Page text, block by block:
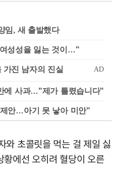
임, 새 출발했다
성성을 잃는 것이…"
에 사과…"제가 틀렸습니다"
안…아기 못 낳아 미안"
와 초콜릿을 먹는 걸 제일 싫
에선 오히려 혈당이 오른